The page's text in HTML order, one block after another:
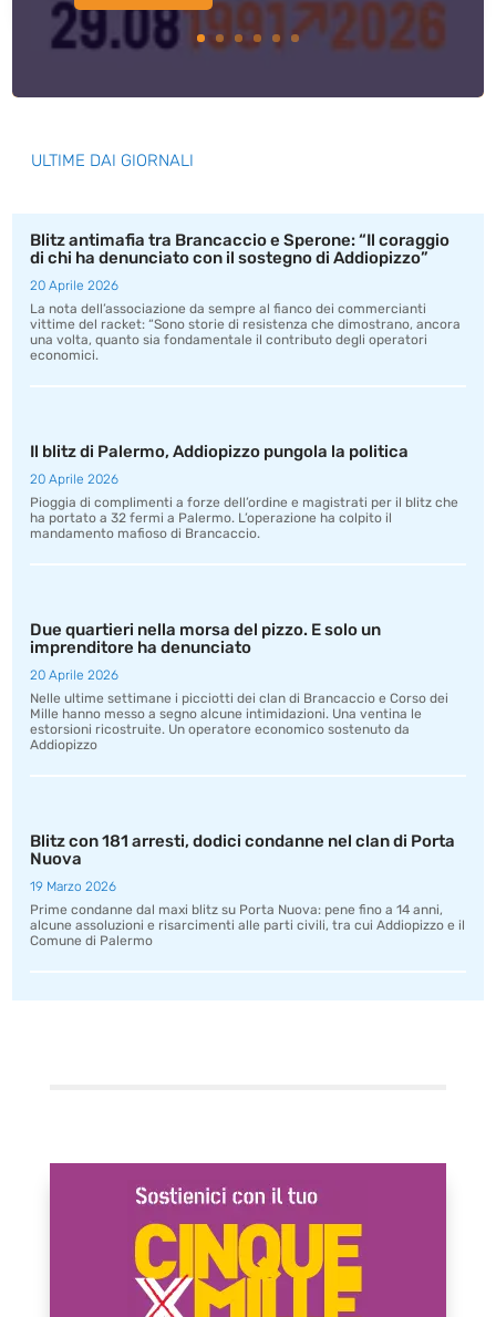
ULTIME DAI GIORNALI
Blitz antimafia tra Brancaccio e Sperone: “Il coraggio
di chi ha denunciato con il sostegno di Addiopizzo”
20 Aprile 2026
La nota dell’associazione da sempre al fianco dei commercianti
vittime del racket: “Sono storie di resistenza che dimostrano, ancora
una volta, quanto sia fondamentale il contributo degli operatori
economici.
Il blitz di Palermo, Addiopizzo pungola la politica
20 Aprile 2026
Pioggia di complimenti a forze dell’ordine e magistrati per il blitz che
ha portato a 32 fermi a Palermo. L’operazione ha colpito il
mandamento mafioso di Brancaccio.
Due quartieri nella morsa del pizzo. E solo un
imprenditore ha denunciato
20 Aprile 2026
Nelle ultime settimane i picciotti dei clan di Brancaccio e Corso dei
Mille hanno messo a segno alcune intimidazioni. Una ventina le
estorsioni ricostruite. Un operatore economico sostenuto da
Addiopizzo
Blitz con 181 arresti, dodici condanne nel clan di Porta
Nuova
19 Marzo 2026
Prime condanne dal maxi blitz su Porta Nuova: pene fino a 14 anni,
alcune assoluzioni e risarcimenti alle parti civili, tra cui Addiopizzo e il
Comune di Palermo